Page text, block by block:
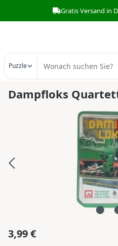
Zum Hauptinhalt springen
Gratis Versand in
Puzzle
Dampfloks
Bildergalerie überspringen
Regulärer Preis:
3,99 €